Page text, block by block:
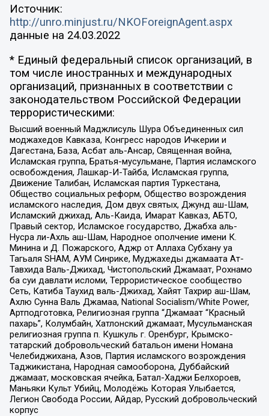
Источник:
http://unro.minjust.ru/NKOForeignAgent.aspx
данные на 24.03.2022
* Единый федеральный список организаций, в
том числе иностранных и международных
организаций, признанных в соответствии с
законодательством Российской Федерации
террористическими:
Высший военный Маджлисуль Шура Объединенных сил
моджахедов Кавказа, Конгресс народов Ичкерии и
Дагестана, База, Асбат аль-Ансар, Священная война,
Исламская группа, Братья-мусульмане, Партия исламского
освобождения, Лашкар-И-Тайба, Исламская группа,
Движение Талибан, Исламская партия Туркестана,
Общество социальных реформ, Общество возрождения
исламского наследия, Дом двух святых, Джунд аш-Шам,
Исламский джихад, Аль-Каида, Имарат Кавказ, АБТО,
Правый сектор, Исламское государство, Джабха аль-
Нусра ли-Ахль аш-Шам, Народное ополчение имени К.
Минина и Д. Пожарского, Аджр от Аллаха Субхану уа
Тагьаля SHAM, АУМ Синрике, Муджахеды джамаата Ат-
Тавхида Валь-Джихад, Чистопольский Джамаат, Рохнамо
ба суи давлати исломи, Террористическое сообщество
Сеть, Катиба Таухид валь-Джихад, Хайят Тахрир аш-Шам,
Ахлю Сунна Валь Джамаа, National Socialism/White Power,
Артподготовка, Религиозная группа “Джамаат “Красный
пахарь”, Колумбайн, Хатлонский джамаат, Мусульманская
религиозная группа п. Кушкуль г. Оренбург, Крымско-
татарский добровольческий батальон имени Номана
Челебиджихана, Азов, Партия исламского возрождения
Таджикистана, Народная самооборона, Дуббайский
джамаат, московская ячейка, Батал-Хаджи Белхороев,
Маньяки Культ Убийц, Молодёжь Которая Улыбается,
Легион Свобода России, Айдар, Русский добровольческий
корпус